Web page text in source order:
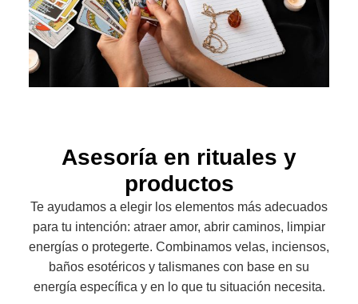
Asesoría en rituales y
productos
Te ayudamos a elegir los elementos más adecuados
para tu intención: atraer amor, abrir caminos, limpiar
energías o protegerte. Combinamos velas, inciensos,
baños esotéricos y talismanes con base en su
energía específica y en lo que tu situación necesita.